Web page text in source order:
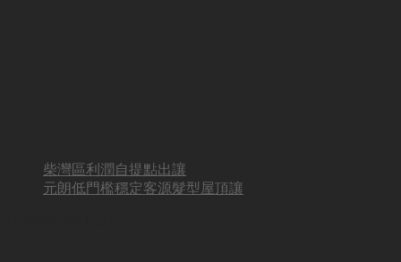
柴灣區利潤自提點出讓
元朗低門檻穩定客源髮型屋頂讓